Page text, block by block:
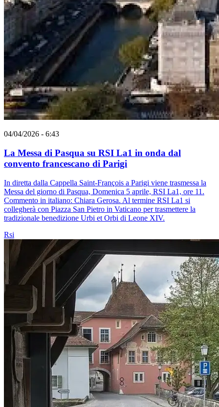
04/04/2026 - 6:43
La Messa di Pasqua su RSI La1 in onda dal
convento francescano di Parigi
In diretta dalla Cappella Saint-François a Parigi viene trasmessa la
Messa del giorno di Pasqua, Domenica 5 aprile, RSI La1, ore 11.
Commento in italiano: Chiara Gerosa. Al termine RSI La1 si
collegherà con Piazza San Pietro in Vaticano per trasmettere la
tradizionale benedizione Urbi et Orbi di Leone XIV.
Rsi